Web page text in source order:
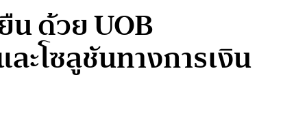
น ด้วย UOB
ะโซลูชันทางการเงิน